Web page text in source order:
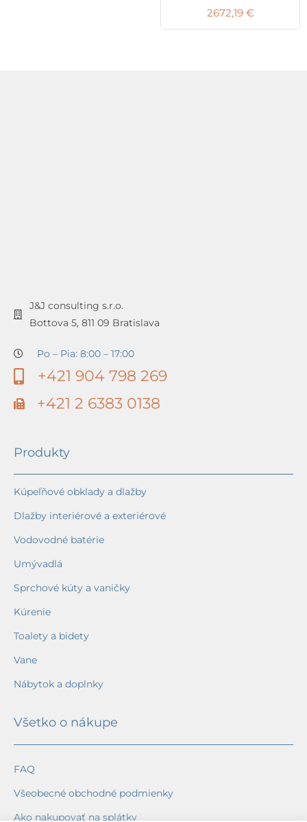
2672,19 €
J&J consulting s.r.o.
Bottova 5, 811 09 Bratislava
Po – Pia: 8:00 – 17:00
+421 904 798 269
+421 2 6383 0138
Produkty
Kúpeľňové obklady a dlažby
Dlažby interiérové a exteriérové
Vodovodné batérie
Umývadlá
Sprchové kúty a vaničky
Kúrenie
Toalety a bidety
Vane
Nábytok a doplnky
Všetko o nákupe
FAQ
Všeobecné obchodné podmienky
Ako nakupovať na splátky